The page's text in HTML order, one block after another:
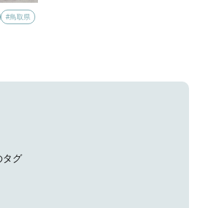
#鳥取県
タグ